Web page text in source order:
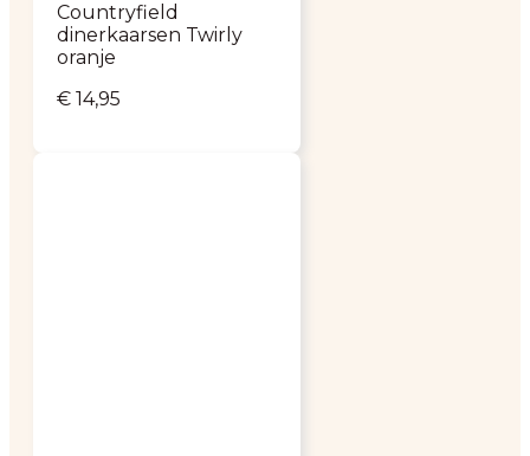
Countryfield
dinerkaarsen Twirly
oranje
€ 14,95